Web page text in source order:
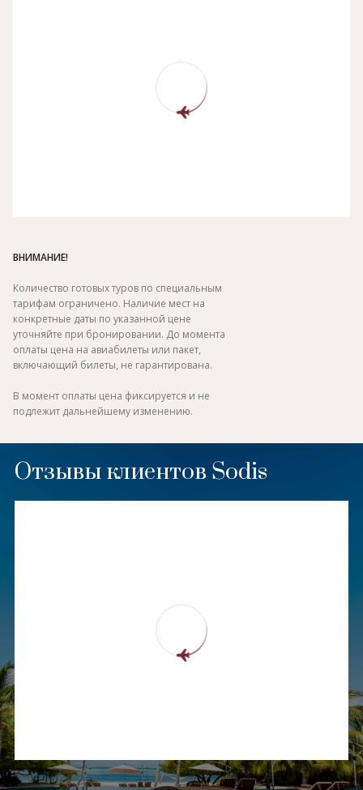
ВНИМАНИЕ!
Количество готовых туров по специальным
тарифам ограничено. Наличие мест на
конкретные даты по указанной цене
уточняйте при бронировании. До момента
оплаты цена на авиабилеты или пакет,
включающий билеты, не гарантирована.
В момент оплаты цена фиксируется и не
подлежит дальнейшему изменению.
Отзывы клиентов Sodis